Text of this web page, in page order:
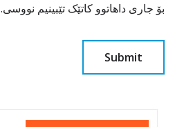
بۆ جاری داهاتوو کاتێک تێبینیم نووسی.